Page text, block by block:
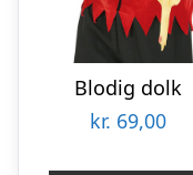
Blodig dolk
kr. 69,00